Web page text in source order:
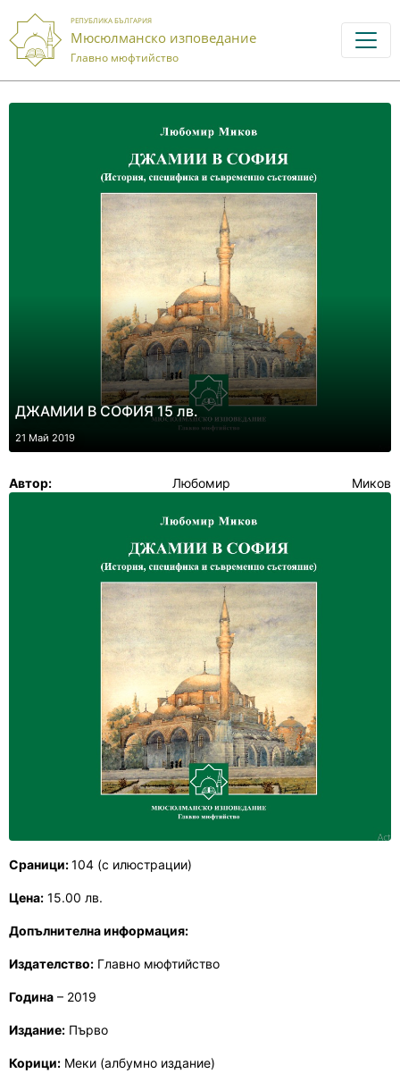
РЕПУБЛИКА БЪЛГАРИЯ
Мюсюлманско изповедание
Главно мюфтийство
ДЖАМИИ В СОФИЯ 15 лв.
21 Май 2019
Автор: Любомир Миков
Сраници:104 (с илюстрации)
Цена: 15.00 лв.
Допълнителна информация:
Издателство: Главно мюфтийство
Година – 2019
Издание: Първо
Корици: Меки (албумно издание)